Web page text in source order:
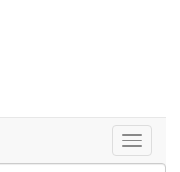
Меню